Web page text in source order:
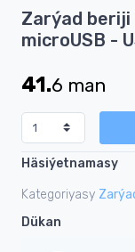
1
of
Zarýad beriji
microUSB -
41.6 man
Häsiýetnamasy
Kategoriyasy
Dükan